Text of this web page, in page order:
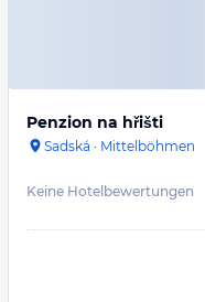
Penzion na hřišti
Sadská · Mittelböhmen
Keine Hotelbewertungen